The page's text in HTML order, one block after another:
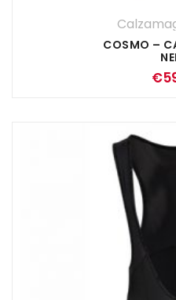
COSMO –
€